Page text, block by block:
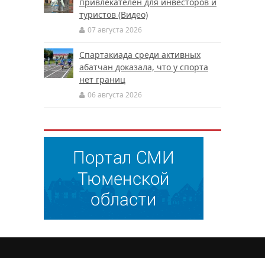
туристов (Видео)
07 августа 2026
Спартакиада среди активных
абатчан доказала, что у спорта
нет границ
06 августа 2026